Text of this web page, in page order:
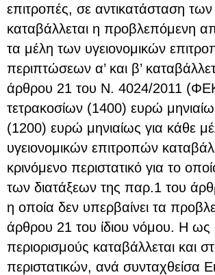
επιτροπές, σε αντικατάσταση
καταβάλλεται η προβλεπόμενη
τα μέλη των υγειονομικών
περιπτώσεων α’ και β’
άρθρου 21 του Ν. 4024/2011 (ΦΕΚ
τετρακοσίων (1400) ευρώ
(1200) ευρώ μηνιαίως για κάθε
υγειονομικών επιτροπών
κρινόμενο περιστατικό για το
των διατάξεων της παρ.1 του
η οποία δεν υπερβαίνει τα
άρθρου 21 του ίδιου νόμου. Η
περιορισμούς καταβάλλεται και
περιστατικών, ανά συνταχθείσα